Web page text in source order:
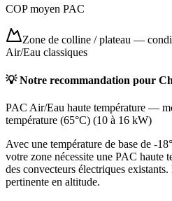
COP moyen PAC
Zone de colline / plateau —
Air/Eau classiques
💡 Notre recommandation pour
PAC Air/Eau haute température —
température (65°C) (10 à 16 kW)
Avec une température de base de -
votre zone nécessite une PAC haute
des convecteurs électriques
pertinente en altitude.